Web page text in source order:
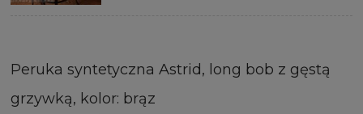
Peruka syntetyczna Astrid, long bob z gęstą
grzywką, kolor: brąz